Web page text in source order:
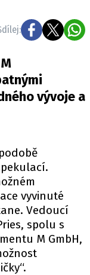
vývoje a
vyvinuté
Vedoucí
spolu s
M GmbH,